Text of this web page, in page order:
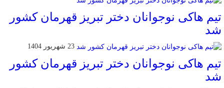
تیم هاکی نوجوانان دختر تبریز قهرمان کشور
شد
23 شهریور 1404
تیم هاکی نوجوانان دختر تبریز قهرمان کشور
شد